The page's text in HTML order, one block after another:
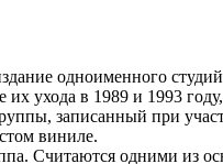
одноименного
их ухода в 1989 и 1993
записанный при
виниле.
Считаются одними из